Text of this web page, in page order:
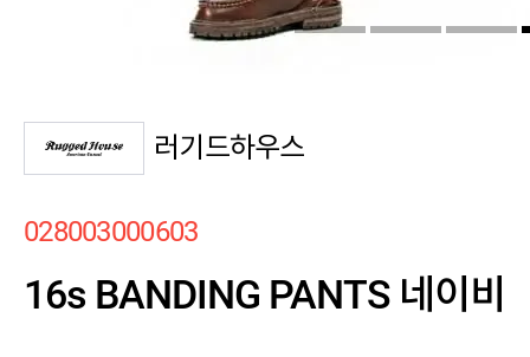
러기드하우스
028003000603
16s BANDING PANTS 네이비